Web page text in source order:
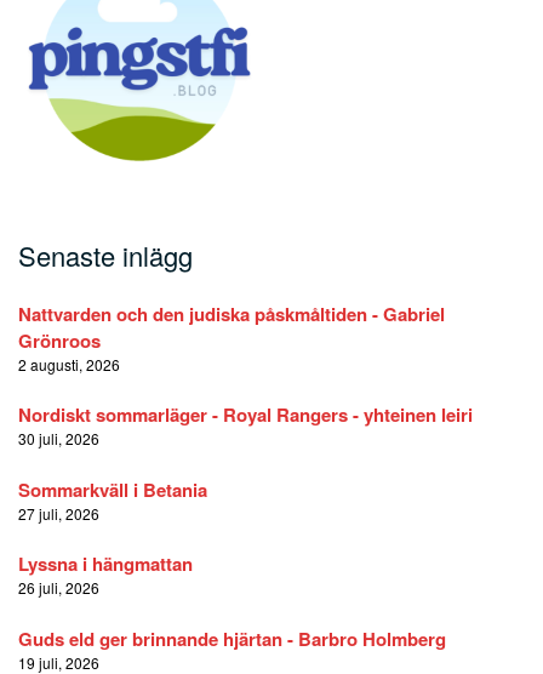
Senaste inlägg
Nattvarden och den judiska påskmåltiden - Gabriel
Grönroos
2 augusti, 2026
Nordiskt sommarläger - Royal Rangers - yhteinen leiri
30 juli, 2026
Sommarkväll i Betania
27 juli, 2026
Lyssna i hängmattan
26 juli, 2026
Guds eld ger brinnande hjärtan - Barbro Holmberg
19 juli, 2026